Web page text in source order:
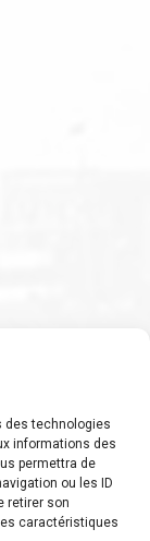
des technologies
informations des
permettra de
ou les ID
retirer son
caractéristiques
et des